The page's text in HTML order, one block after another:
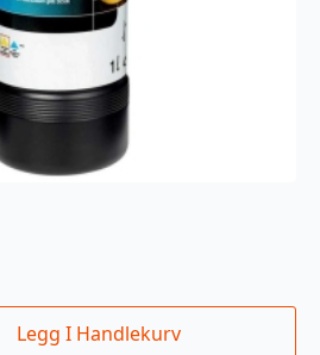
Legg I Handlekurv